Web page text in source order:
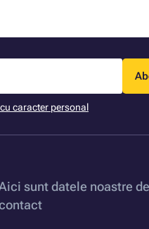
caracter personal
sunt datele noastre de